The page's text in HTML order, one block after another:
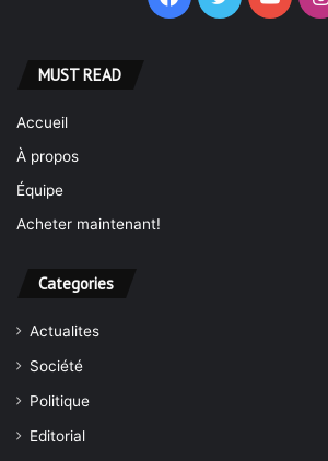
MUST READ
Accueil
À propos
Équipe
Acheter maintenant!
Categories
Actualites
Société
Politique
Editorial